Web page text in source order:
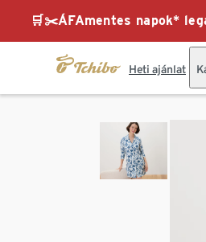
🛒✂️ÁFAmentes napok*
Heti ajánlat